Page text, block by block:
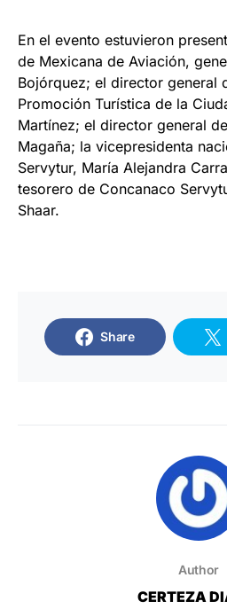
En el evento estuvieron
de Mexicana de Aviación,
Bojórquez; el director general
Promoción Turística de la
Martínez; el director general
Magaña; la vicepresidenta
Servytur, María Alejandra
tesorero de Concanaco
Shaar.
Share
Author
CERTEZA